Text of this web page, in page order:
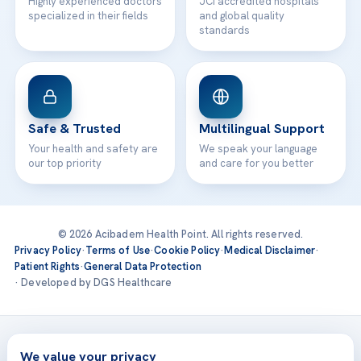
specialized in their fields
and global quality
standards
Safe & Trusted
Your health and safety are
our top priority
Multilingual Support
We speak your language
and care for you better
© 2026 Acibadem Health Point. All rights reserved.
Privacy Policy·Terms of Use·Cookie Policy·Medical Disclaimer·
Patient Rights·General Data Protection
· Developed by DGS Healthcare
Treatments are delivered at our JCI-accredited hospitals —
Acıbadem International
We value your privacy